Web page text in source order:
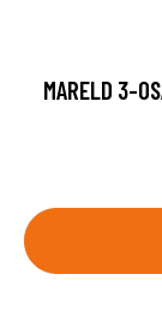
MARELD 3-